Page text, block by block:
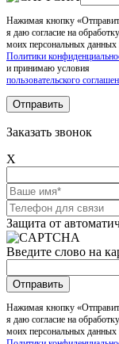
Нажимая кнопку
я даю согласие на обработку
моих персональных данных
Политики
и принимаю условия
пользовательского
Заказать звонок
X
Защита от
Введите слово на
Нажимая кнопку
я даю согласие на обработку
моих персональных данных